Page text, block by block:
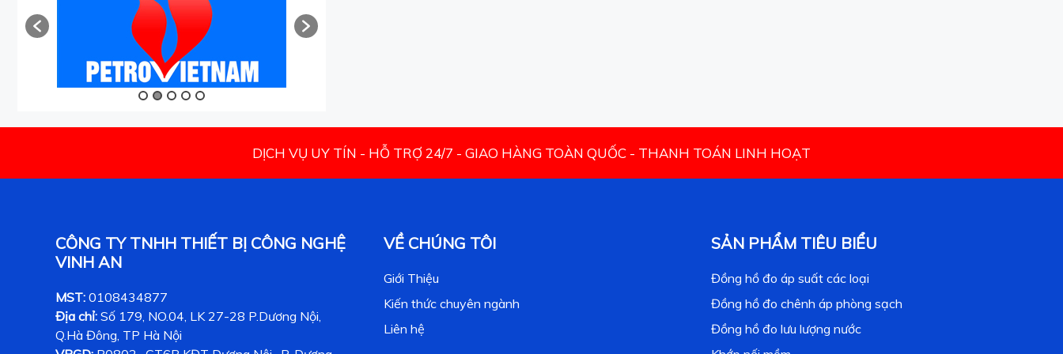
DỊCH VỤ UY TÍN - HỖ TRỢ 24/7 - GIAO HÀNG TOÀN QUỐC - THANH TOÁN LINH HOẠT
CÔNG TY TNHH THIẾT BỊ CÔNG NGHỆ
VINH AN
MST: 0108434877
Địa chỉ: Số 179, NO.04, LK 27-28 P.Dương Nội,
Q.Hà Đông, TP Hà Nội
VỀ CHÚNG TÔI
Giới Thiệu
Kiến thức chuyên ngành
Liên hệ
SẢN PHẨM TIÊU BIỂU
Đồng hồ đo áp suất các loại
Đồng hồ đo chênh áp phòng sạch
Đồng hồ đo lưu lượng nước